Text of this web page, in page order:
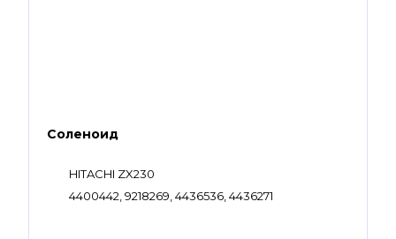
Соленоид
HITACHI ZX230
4400442, 9218269, 4436536, 4436271